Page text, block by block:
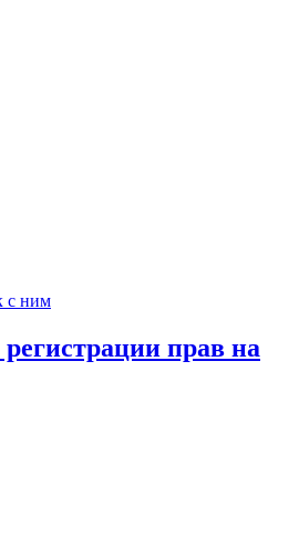
прав на